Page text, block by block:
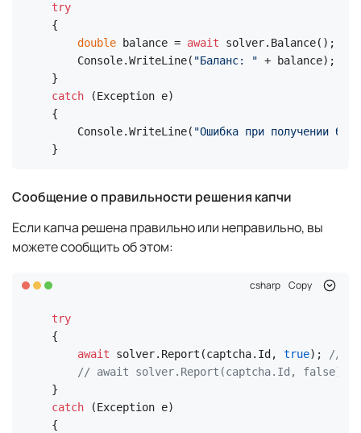
try
{
double balance = await solver.Balance();
    Console.WriteLine(
"Баланс: " + balance);
catch (Exception e)
{
    Console.WriteLine(
"Ошибка при получении
}
Сообщение о правильности решения капчи
Если капча решена правильно или неправильно, вы
можете сообщить об этом:
csharp Copy
try
{
await solver.Report(captcha.Id, true);
//
// await solver.Report(captcha.Id, false); //
catch (Exception e)
{